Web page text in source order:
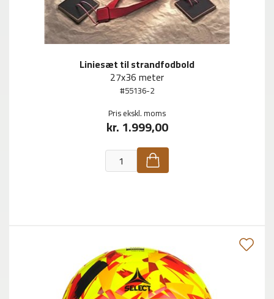
Liniesæt til strandfodbold
27x36 meter
#55136-2
Pris ekskl. moms
kr. 1.999,00